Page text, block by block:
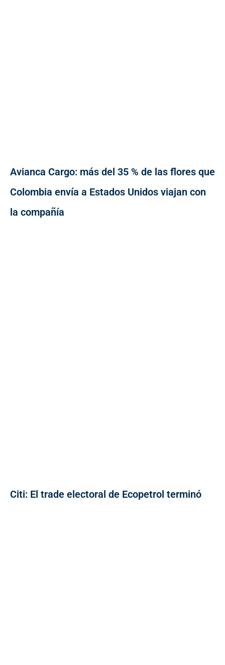
Avianca Cargo: más del 35 % de las flores que
Colombia envía a Estados Unidos viajan con
la compañía
Citi: El trade electoral de Ecopetrol terminó